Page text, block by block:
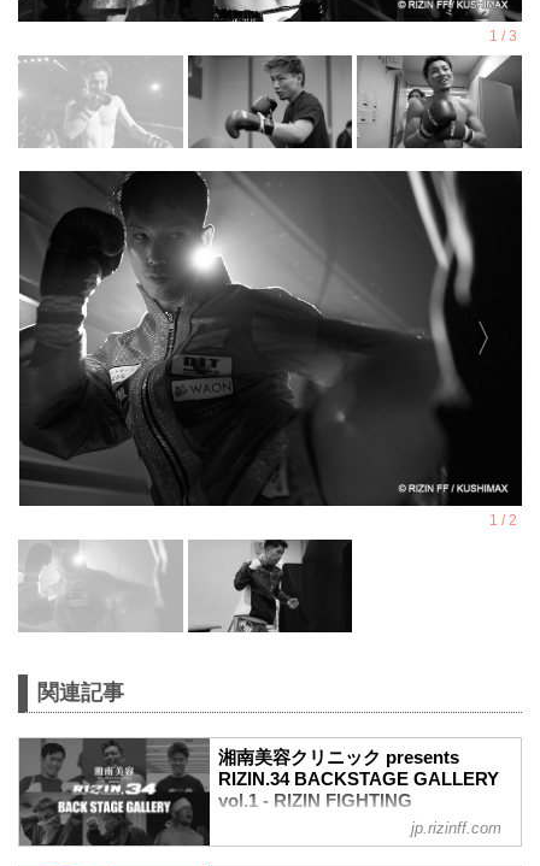
関連記事
湘南美容クリニック presents
RIZIN.34 BACKSTAGE GALLERY
vol.1 - RIZIN FIGHTING
FEDERATION オフィシャルサイト
jp.rizinff.com